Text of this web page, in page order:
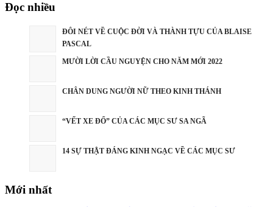
Đọc nhiều
ĐÔI NÉT VỀ CUỘC ĐỜI VÀ THÀNH TỰU CỦA BLAISE
PASCAL
MƯỜI LỜI CẦU NGUYỆN CHO NĂM MỚI 2022
CHÂN DUNG NGƯỜI NỮ THEO KINH THÁNH
“VẾT XE ĐỔ” CỦA CÁC MỤC SƯ SA NGÃ
14 SỰ THẬT ĐÁNG KINH NGẠC VỀ CÁC MỤC SƯ
Mới nhất